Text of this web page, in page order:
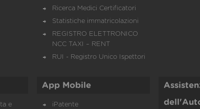
Ricerca Medici Certificatori
Statistiche immatricolazioni
REGISTRO ELETTRONICO
NCC TAXI – RENT
RUI - Registro Unico Ispettori
e
App Mobile
iPatente